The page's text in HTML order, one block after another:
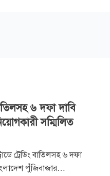
৬ দফা দাবি
সম্মিলিত
ট্রেডিং বাতিলসহ ৬ দফা
পুঁজিবাজার